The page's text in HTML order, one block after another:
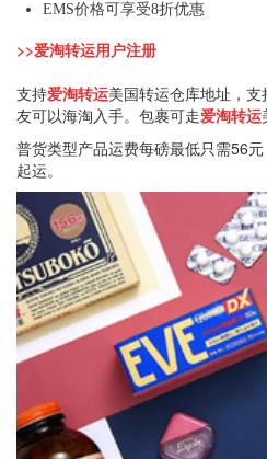
EMS价格可享受8折优惠
>>爱淘转运用户注册
支持爱淘转运美国转运仓库地址，
友可以海淘入手。包裹可走爱淘转运
普货类型产品运费每磅最低只需56
起运。